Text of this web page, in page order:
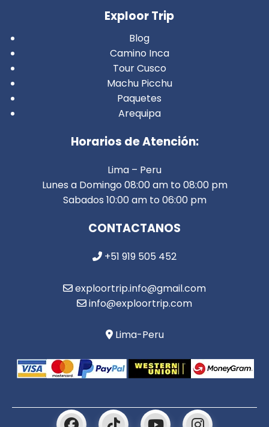
Exploor Trip
Blog
Camino Inca
Tour Cusco
Machu Picchu
Paquetes
Arequipa
Horarios de Atención:
Lima – Peru
Lunes a Domingo 08:00 am to 08:00 pm
Sabados 10:00 am to 06:00 pm
CONTACTANOS
+51 919 505 452
exploortrip.info@gmail.com
info@exploortrip.com
Lima-Peru